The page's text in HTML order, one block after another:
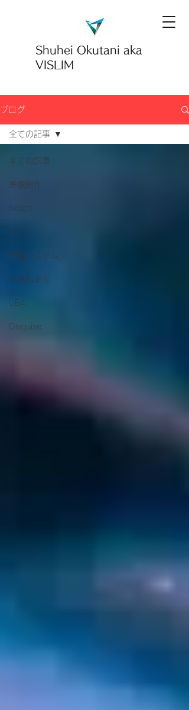
Shuhei Okutani aka
VISLIM
ブログ
全ての記事
映像制作
Notch
XR
映像システム
作業効率化
UE4
Disguise
全ての記事